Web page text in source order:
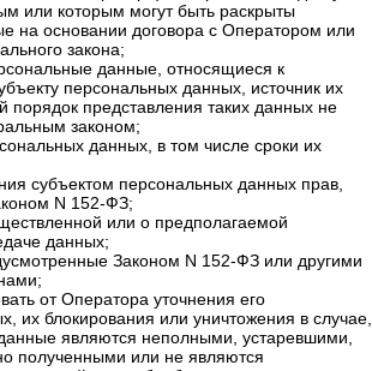
или которым могут быть раскрыты
на основании договора с Оператором или
закона;
данные, относящиеся к
персональных данных, источник их
порядок представления таких данных не
законом;
данных, в том числе сроки их
субъектом персональных данных прав,
N 152-ФЗ;
или о предполагаемой
данных;
Законом N 152-ФЗ или другими
от Оператора уточнения его
их блокирования или уничтожения в случае,
являются неполными, устаревшими,
полученными или не являются